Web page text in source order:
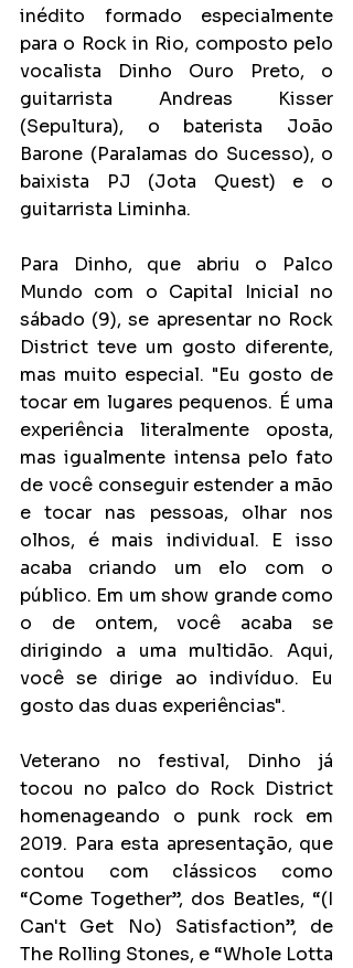
inédito formado especialmente
para o Rock in Rio, composto pelo
vocalista Dinho Ouro Preto, o
guitarrista Andreas Kisser
(Sepultura), o baterista João
Barone (Paralamas do Sucesso), o
baixista PJ (Jota Quest) e o
guitarrista Liminha.
Para Dinho, que abriu o Palco
Mundo com o Capital Inicial no
sábado (9), se apresentar no Rock
District teve um gosto diferente,
mas muito especial. "Eu gosto de
tocar em lugares pequenos. É uma
experiência literalmente oposta,
mas igualmente intensa pelo fato
de você conseguir estender a mão
e tocar nas pessoas, olhar nos
olhos, é mais individual. E isso
acaba criando um elo com o
público. Em um show grande como
o de ontem, você acaba se
dirigindo a uma multidão. Aqui,
você se dirige ao indivíduo. Eu
gosto das duas experiências".
Veterano no festival, Dinho já
tocou no palco do Rock District
homenageando o punk rock em
2019. Para esta apresentação, que
contou com clássicos como
“Come Together”, dos Beatles, “(I
Can't Get No) Satisfaction”, de
The Rolling Stones, e “Whole Lotta